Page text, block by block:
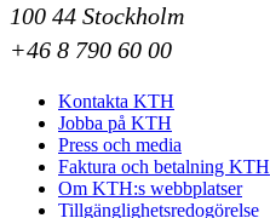
100 44 Stockholm
+46 8 790 60 00
Kontakta KTH
Jobba på KTH
Press och media
Faktura och betalning KTH
Om KTH:s webbplatser
Tillgänglighetsredogörelse